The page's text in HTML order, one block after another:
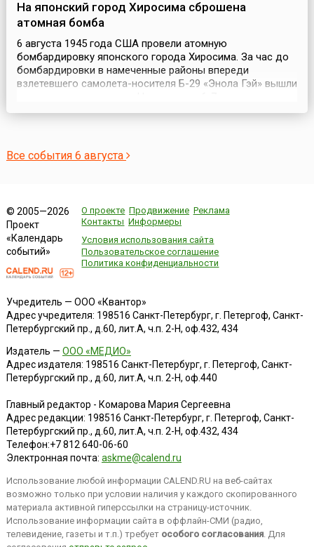
На японский город Хиросима сброшена
атомная бомба
6 августа 1945 года США провели атомную
бомбардировку японского города Хиросима. За час до
бомбардировки в намеченные районы впереди
взлетевшего самолета-носителя Б-29 «Энола Гэй» вышли
самолета-носителя следовал самолет с аппаратурой,
результаты взрыва. ...
Все события 6 августа
© 2005—2026
Проект
«Календарь
событий»
О проекте Продвижение Реклама
Контакты Информеры
Условия использования сайта
Пользовательское соглашение
Политика конфиденциальности
Учредитель — ООО «Квантор»
Адрес учредителя: 198516 Санкт-Петербург, г. Петергоф, Санкт-
Петербургский пр., д.60, лит.А, ч.п. 2-Н, оф.432, 434
Издатель — ООО «МЕДИО»
Адрес издателя: 198516 Санкт-Петербург, г. Петергоф, Санкт-
Петербургский пр., д.60, лит.А, ч.п. 2-Н, оф.440
Главный редактор - Комарова Мария Сергеевна
Адрес редакции: 198516 Санкт-Петербург, г. Петергоф, Санкт-
Петербургский пр., д.60, лит.А, ч.п. 2-Н, оф.432, 434
Телефон:+7 812 640-06-60
Электронная почта: askme@calend.ru
Использование любой информации CALEND.RU на веб-сайтах
возможно только при условии наличия у каждого скопированного
материала активной гиперссылки на страницу-источник.
Использование информации сайта в оффлайн-СМИ (радио,
телевидение, газеты и т.п.) требует особого согласования. Для